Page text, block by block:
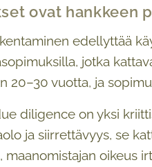
ovat hankkeen
edellyttää
jotka
20–30 vuotta, ja
diligence on yksi
ja siirrettävyys, se
oikeus